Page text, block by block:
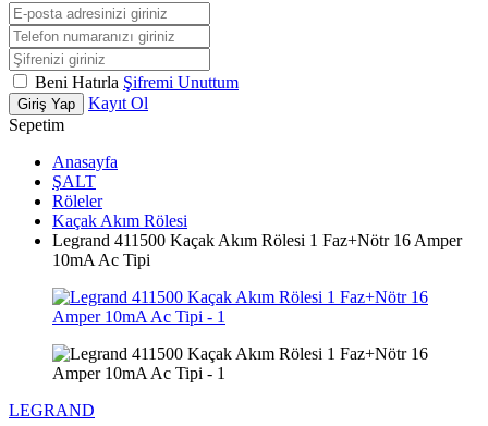
Beni Hatırla Şifremi Unuttum
Giriş Yap
Kayıt Ol
Sepetim
Anasayfa
ŞALT
Röleler
Kaçak Akım Rölesi
Legrand 411500 Kaçak Akım Rölesi 1 Faz+Nötr 16 Amper
10mA Ac Tipi
LEGRAND